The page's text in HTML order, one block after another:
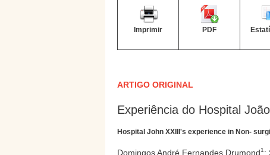
Imprimir PDF
ARTIGO ORIGINAL
Experiência do Hospital
Hospital John XXIII's experience in Non-
Domingos André Fernandes Drumond1 ;